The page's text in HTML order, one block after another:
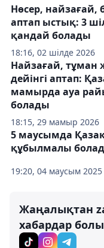
18:16, 02 шілде 2026
Нөсер, найзағай,
аптап ыстық: 3
қандай болады
18:15, 29 мамыр 2026
Найзағай, тұман
дейінгі аптап:
мамырда ауа
болады
19:20, 04 маусым 2025
5 маусымда
құбылмалы
Жаңалықтан
хабардар